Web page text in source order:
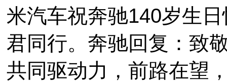
米汽车祝奔驰140岁生
君同行。奔驰回复：致
共同驱动力，前路在望